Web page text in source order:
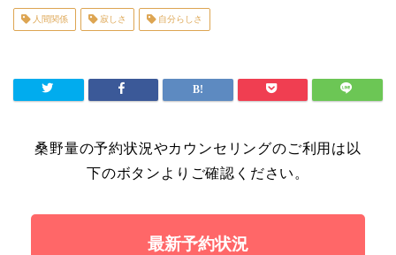
人間関係 寂しさ 自分らしさ
桑野量の予約状況やカウンセリングのご利用は以
下のボタンよりご確認ください。
最新予約状況